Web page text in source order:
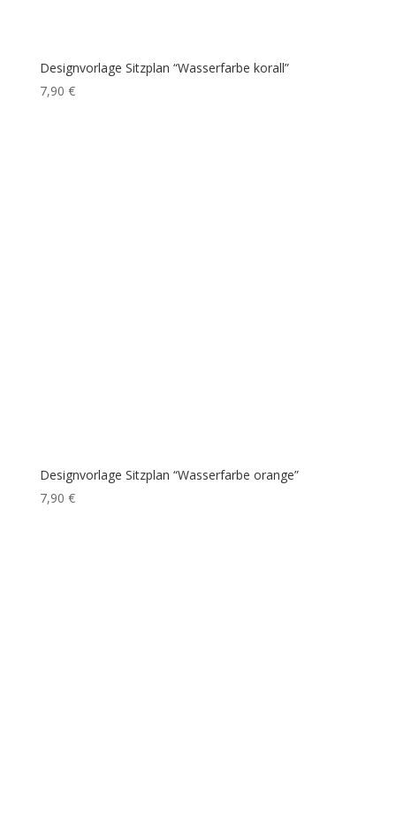
Designvorlage Sitzplan “Wasserfarbe korall”
7,90 €
Designvorlage Sitzplan “Wasserfarbe orange”
7,90 €